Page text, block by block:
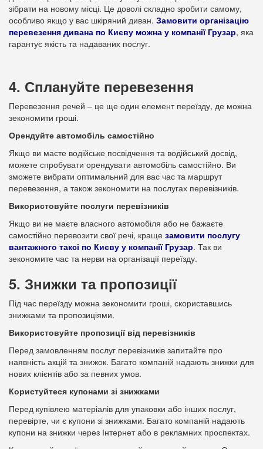
зібрати на новому місці. Це доволі складно зробити самому,
особливо якщо у вас шкіряний диван. Замовити організацію
перевезення дивана по Києву можна у компанії Грузар, яка
гарантує якість та надаваних послуг.
4. Сплануйте перевезення
Перевезення речей – це ще один елемент переїзду, де можна
зекономити гроші.
Орендуйте автомобіль самостійно
Якщо ви маєте водійське посвідчення та водійський досвід,
можете спробувати орендувати автомобіль самостійно. Ви
зможете вибрати оптимальний для вас час та маршрут
перевезення, а також зекономити на послугах перевізників.
Використовуйте послуги перевізників
Якщо ви не маєте власного автомобіля або не бажаєте
самостійно перевозити свої речі, краще замовити послугу
вантажного таксі по Києву у компанії Грузар. Так ви
зекономите час та нерви на організації переїзду.
5. Знижки та пропозиції
Під час переїзду можна зекономити гроші, скориставшись
знижками та пропозиціями.
Використовуйте пропозиції від перевізників
Перед замовленням послуг перевізників запитайте про
наявність акцій та знижок. Багато компаній надають знижки для
нових клієнтів або за певних умов.
Користуйтеся купонами зі знижками
Перед купівлею матеріалів для упаковки або інших послуг,
перевірте, чи є купони зі знижками. Багато компаній надають
купони на знижки через Інтернет або в рекламних проспектах.